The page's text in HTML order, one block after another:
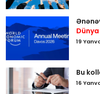
19
Bu
16